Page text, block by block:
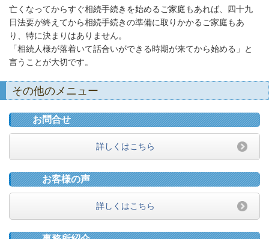
亡くなってからすぐ相続手続きを始めるご家庭もあれば、四十九
日法要が終えてから相続手続きの準備に取りかかるご家庭もあ
り、特に決まりはありません。
「相続人様が落着いて話合いができる時期が来てから始める」と
言うことが大切です。
その他のメニュー
お問合せ
詳しくはこちら
お客様の声
詳しくはこちら